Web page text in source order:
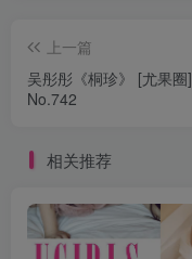
上一篇
吴彤彤《桐珍》 [尤果圈]
No.742
相关推荐